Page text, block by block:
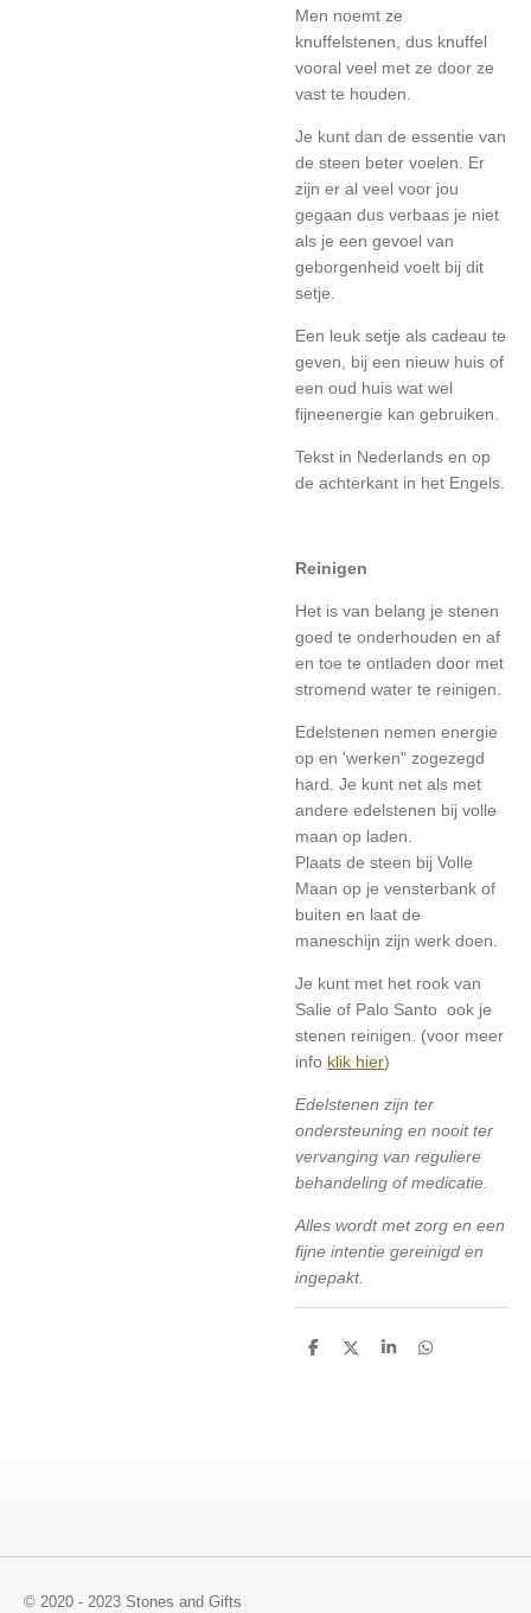
Men noemt ze
knuffelstenen, dus knuffel
vooral veel met ze door ze
vast te houden.
Je kunt dan de essentie van
de steen beter voelen. Er
zijn er al veel voor jou
gegaan dus verbaas je niet
als je een gevoel van
geborgenheid voelt bij dit
setje.
Een leuk setje als cadeau te
geven, bij een nieuw huis of
een oud huis wat wel
fijneenergie kan gebruiken.
Tekst in Nederlands en op
de achterkant in het Engels.
Reinigen
Het is van belang je stenen
goed te onderhouden en af
en toe te ontladen door met
stromend water te reinigen.
Edelstenen nemen energie
op en 'werken" zogezegd
hard. Je kunt net als met
andere edelstenen bij volle
maan op laden.
Plaats de steen bij Volle
Maan op je vensterbank of
buiten en laat de
maneschijn zijn werk doen.
Je kunt met het rook van
Salie of Palo Santo ook je
stenen reinigen. (voor meer
info klik hier)
Edelstenen zijn ter
ondersteuning en nooit ter
vervanging van reguliere
behandeling of medicatie.
Alles wordt met zorg en een
fijne intentie gereinigd en
ingepakt.
D
D
S
D
© 2020 - 2023 Stones and Gifts